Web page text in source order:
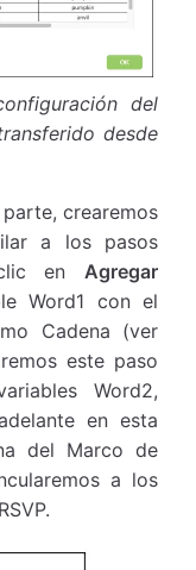
del
desde
crearemos
a los pasos
en Agregar
Word1 con el
Cadena (ver
este paso
Word2,
en esta
del Marco de
a los